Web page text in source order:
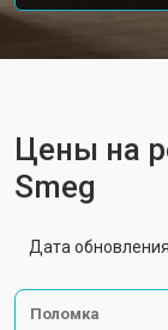
Цены на
Smeg
Дата
Поломка